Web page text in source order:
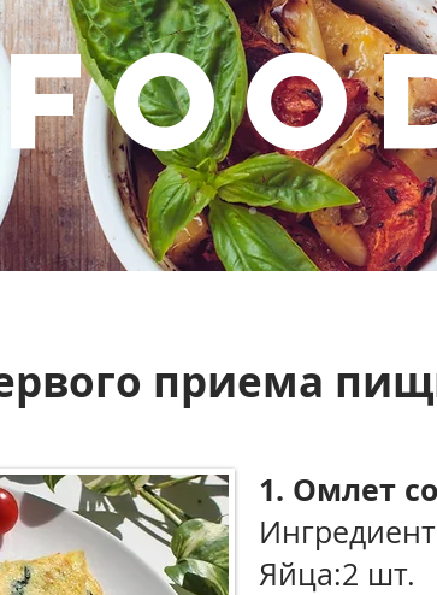
приема
1. Омлет
Яйца:2 шт.